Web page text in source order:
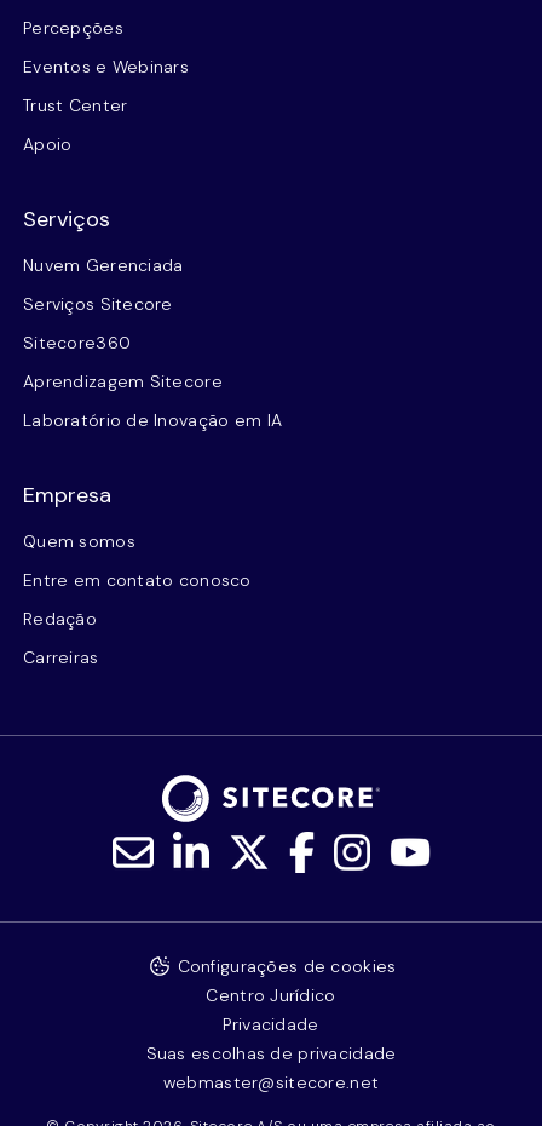
Percepções
Eventos e Webinars
Trust Center
Apoio
Serviços
Nuvem Gerenciada
Serviços Sitecore
Sitecore360
Aprendizagem Sitecore
Laboratório de Inovação em IA
Empresa
Quem somos
Entre em contato conosco
Redação
Carreiras
Configurações de cookies
Centro Jurídico
Privacidade
Suas escolhas de privacidade
webmaster@sitecore.net